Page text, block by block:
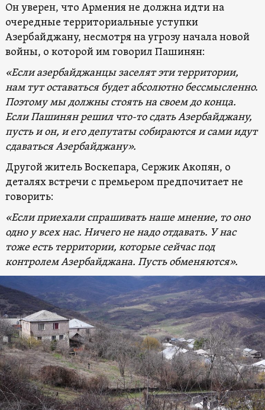
Он уверен, что Армения не должна идти на
очередные территориальные уступки
Азербайджану, несмотря на угрозу начала новой
войны, о которой им говорил Пашинян:
«Если азербайджанцы заселят эти территории,
нам тут оставаться будет абсолютно бессмысленно.
Поэтому мы должны стоять на своем до конца.
Если Пашинян решил что-то сдать Азербайджану,
пусть и он, и его депутаты собираются и сами идут
сдаваться Азербайджану».
Другой житель Воскепара, Сержик Акопян, о
деталях встречи с премьером предпочитает не
говорить:
«Если приехали спрашивать наше мнение, то оно
одно у всех нас. Ничего не надо отдавать. У нас
тоже есть территории, которые сейчас под
контролем Азербайджана. Пусть обменяются».